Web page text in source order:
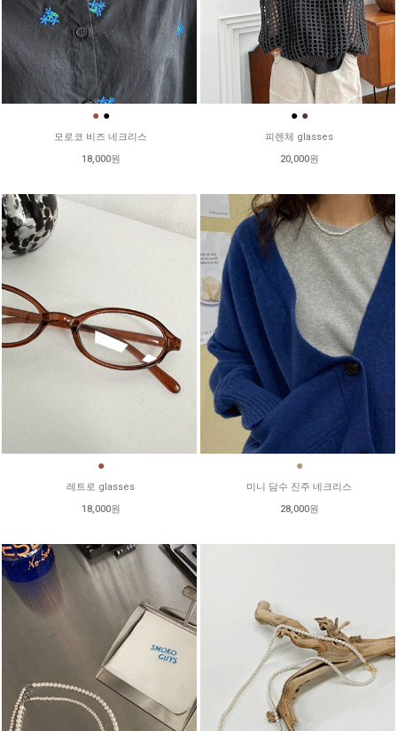
● ●
모로코 비즈 네크리스
18,000원
● ●
피렌체 glasses
20,000원
●
레트로 glasses
18,000원
●
미니 담수 진주 네크리스
28,000원